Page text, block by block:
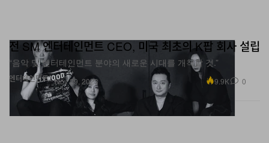
엔터테인먼트
전 SM 엔터테인먼트 CEO, 미국 최초의 K팝 회사 설립
“음악 및 엔터테인먼트 분야의 새로운 시대를 개척할 것.”
Nov 29, 2023 9.9K 0